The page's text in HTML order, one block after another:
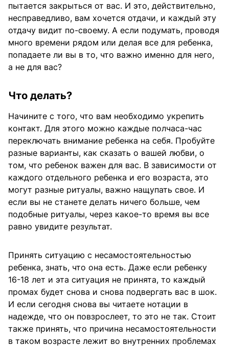
пытается закрыться от вас. И это, действительно,
несправедливо, вам хочется отдачи, и каждый эту
отдачу видит по-своему. А если подумать, проводя
много времени рядом или делая все для ребенка,
попадаете ли вы в то, что важно именно для него,
а не для вас?
Что делать?
Начините с того, что вам необходимо укрепить
контакт. Для этого можно каждые полчаса-час
переключать внимание ребенка на себя. Пробуйте
разные варианты, как сказать о вашей любви, о
том, что ребенок важен для вас. В зависимости от
каждого отдельного ребенка и его возраста, это
могут разные ритуалы, важно нащупать свое. И
если вы не станете делать ничего больше, чем
подобные ритуалы, через какое-то время вы все
равно увидите результат.
Принять ситуацию с несамостоятельностью
ребенка, знать, что она есть. Даже если ребенку
16-18 лет и эта ситуация не принята, то каждый
промах будет снова и снова подвергать вас в шок.
И если сегодня снова вы читаете нотации в
надежде, что он повзрослеет, то это не так. Стоит
также принять, что причина несамостоятельности
в таком возрасте лежит во внутренних проблемах